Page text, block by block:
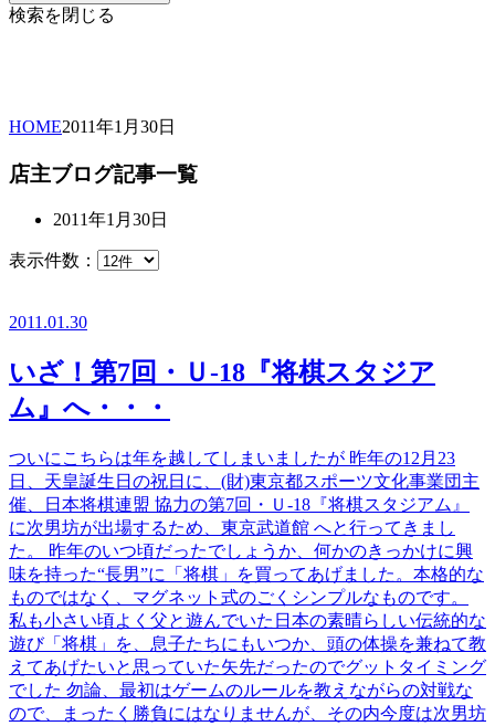
検索を閉じる
HOME2011年1月 30日
店主ブログ記事一覧
2011年1月30日
表示件数：
2011.01.30
いざ！第7回・Ｕ-18『将棋スタジア
ム』へ・・・
ついにこちらは年を越してしまいましたが 昨年の12月23
日、天皇誕生日の祝日に、(財)東京都スポーツ文化事業団主
催、日本将棋連盟 協力の第7回・Ｕ-18『将棋スタジアム』
に次男坊が出場するため、東京武道館 へと行ってきまし
た。 昨年のいつ頃だったでしょうか、何かのきっかけに興
味を持った“長男”に「将棋」を買ってあげました。本格的な
ものではなく、マグネット式のごくシンプルなものです。
私も小さい頃よく父と遊んでいた日本の素晴らしい伝統的な
遊び「将棋」を、息子たちにもいつか、頭の体操を兼ねて教
えてあげたいと思っていた矢先だったのでグットタイミング
でした 勿論、最初はゲームのルールを教えながらの対戦な
ので、まったく勝負にはなりませんが、その内今度は次男坊